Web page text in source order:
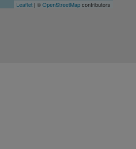
Leaflet | ©OpenStreetMapcontributors